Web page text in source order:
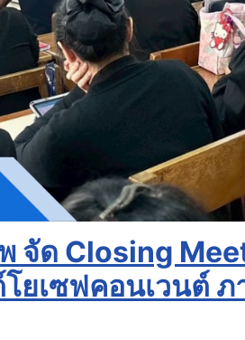
จัด Closing
โยเซฟคอนเวนต์